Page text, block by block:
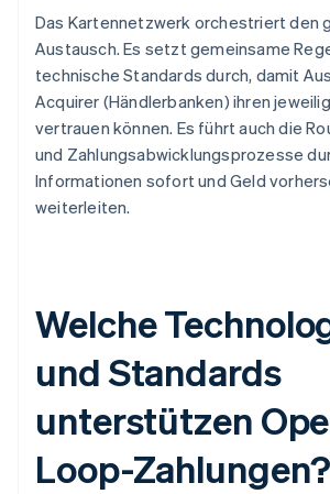
Das Kartennetzwerk orchestriert den
Austausch. Es setzt gemeinsame
technische Standards durch, damit
Acquirer (Händlerbanken) ihren
vertrauen können. Es führt auch die
und Zahlungsabwicklungsprozesse
Informationen sofort und Geld
weiterleiten.
Welche
und Standards
unterstützen
Loop-Zahlungen?